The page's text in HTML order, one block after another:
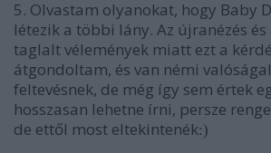
5. Olvastam olyanokat, hogy Baby
létezik a többi lány. Az újranézés
taglalt vélemények miatt ezt a
átgondoltam, és van némi
feltevésnek, de még így sem értek
hosszasan lehetne írni, persze
de ettől most eltekintenék:)